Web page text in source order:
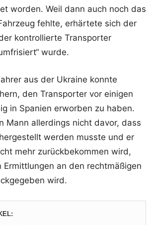
worden. Weil dann auch noch das
fehlte, erhärtete sich der
kontrollierte Transporter
wurde.
aus der Ukraine konnte
den Transporter vor einigen
in Spanien erworben zu haben.
Mann allerdings nicht davor, dass
werden musste und er
mehr zurückbekommen wird,
Ermittlungen an den rechtmäßigen
wird.